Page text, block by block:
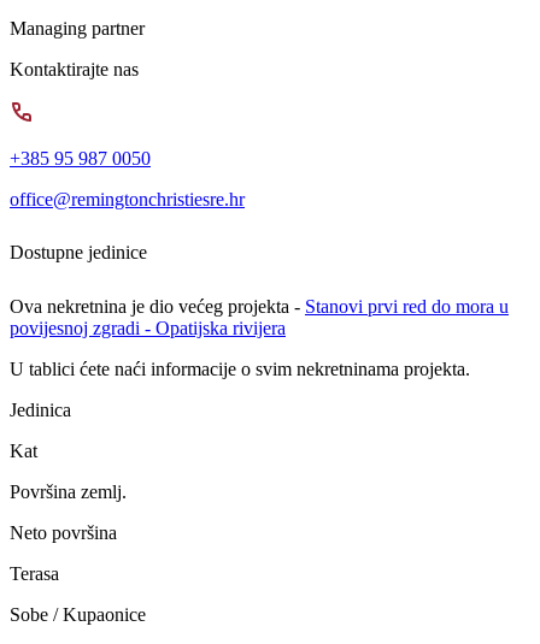
Managing partner
Kontaktirajte nas
+385 95 987 0050
office@remingtonchristiesre.hr
Dostupne jedinice
Ova nekretnina je dio većeg projekta - Stanovi prvi red do mora u
povijesnoj zgradi - Opatijska rivijera
U tablici ćete naći informacije o svim nekretninama projekta.
Jedinica
Kat
Površina zemlj.
Neto površina
Terasa
Sobe / Kupaonice